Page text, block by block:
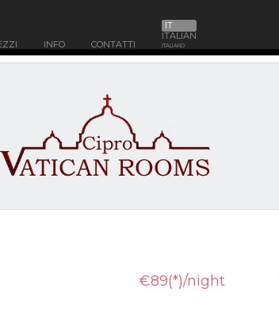
INFO CONTATTI
IT
ITALIAN
ITALIANO
€89(*)/night